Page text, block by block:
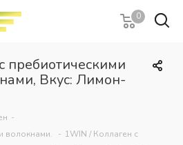
0
пребиотическими
Вкус: Лимон-
-
волокнами.
- 1WIN / Коллаген с